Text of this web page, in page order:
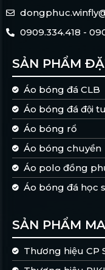
0909.334.418 -
SẢN PHẨM
Áo bóng đá CLB
Áo bóng đá đội
Áo bóng rổ
Áo bóng chuyền
Áo polo đồng
Áo bóng đá học
SẢN PHẨM
Thương hiệu CP